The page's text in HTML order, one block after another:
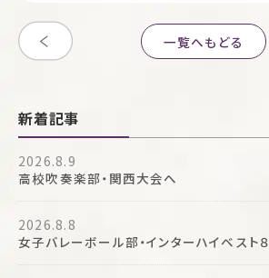
一覧へもどる
新着記事
2026.8.9
高校吹奏楽部・関西大会へ
2026.8.8
女子バレーボール部・インターハイベスト８